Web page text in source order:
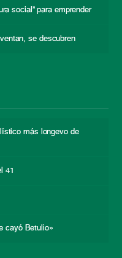
social” para emprender
se descubren
más longevo de
41
cayó Betulio»